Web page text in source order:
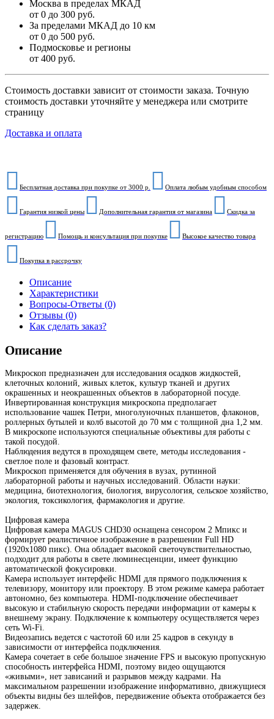
Москва в пределах МКАД
от 0 до 300 руб.
За пределами МКАД до 10 км
от 0 до 500 руб.
Подмосковье и регионы
от 400 руб.
Стоимость доставки зависит от стоимости заказа. Точную
стоимость доставки уточняйте у менеджера или смотрите
страницу
Доставка и оплата
Бесплатная доставка при покупке от 3000 р. Оплата любым удобным способом
Гарантия низкой цены Дополнительная гарантия от магазина Скидка за
регистрацию Помощь и консультация при покупке Высокое качество товара
Покупка в рассрочку
Описание
Характеристики
Вопросы-Ответы (0)
Отзывы (0)
Как сделать заказ?
Описание
Микроскоп предназначен для исследования осадков жидкостей,
клеточных колоний, живых клеток, культур тканей и других
окрашенных и неокрашенных объектов в лабораторной посуде.
Инвертированная конструкция микроскопа предполагает
использование чашек Петри, многолуночных планшетов, флаконов,
роллерных бутылей и колб высотой до 70 мм с толщиной дна 1,2 мм.
В микроскопе используются специальные объективы для работы с
такой посудой.
Наблюдения ведутся в проходящем свете, методы исследования -
светлое поле и фазовый контраст.
Микроскоп применяется для обучения в вузах, рутинной
лабораторной работы и научных исследований. Области науки:
медицина, биотехнология, биология, вирусология, сельское хозяйство,
экология, токсикология, фармакология и другие.
Цифровая камера
Цифровая камера MAGUS CHD30 оснащена сенсором 2 Мпикс и
формирует реалистичное изображение в разрешении Full HD
(1920x1080 пикс). Она обладает высокой светочувствительностью,
подходит для работы в свете люминесценции, имеет функцию
автоматической фокусировки.
Камера использует интерфейс HDMI для прямого подключения к
телевизору, монитору или проектору. В этом режиме камера работает
автономно, без компьютера. HDMI-подключение обеспечивает
высокую и стабильную скорость передачи информации от камеры к
внешнему экрану. Подключение к компьютеру осуществляется через
сеть Wi-Fi.
Видеозапись ведется с частотой 60 или 25 кадров в секунду в
зависимости от интерфейса подключения.
Камера сочетает в себе большое значение FPS и высокую пропускную
способность интерфейса HDMI, поэтому видео ощущаются
«живыми», нет зависаний и разрывов между кадрами. На
максимальном разрешении изображение информативно, движущиеся
объекты видны без шлейфов, передвижение объекта отображается без
задержек.